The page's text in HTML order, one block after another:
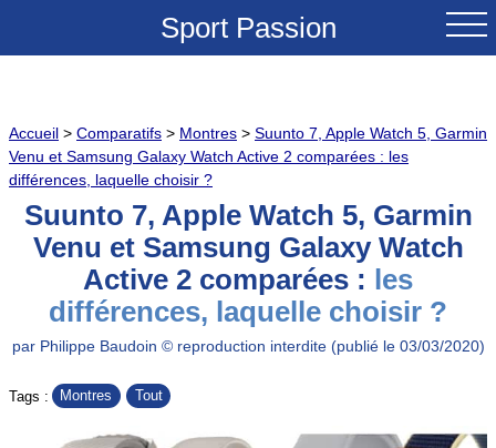
Sport Passion
NOUVEAUTES
COMPARATIFS
CONSEILS
Accueil > Comparatifs > Montres > Suunto 7, Apple Watch 5, Garmin
Venu et Samsung Galaxy Watch Active 2 comparées : les
différences, laquelle choisir ?
Suunto 7, Apple Watch 5, Garmin
Venu et Samsung Galaxy Watch
Active 2 comparées :
les
différences, laquelle choisir ?
par Philippe Baudoin © reproduction interdite (publié le 03/03/2020)
Tags : Montres Tout